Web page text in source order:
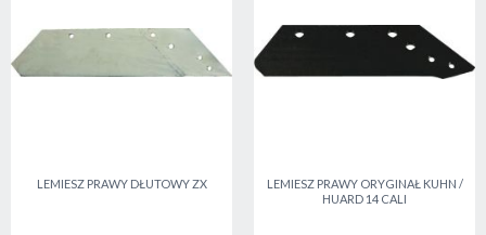
LEMIESZ PRAWY DŁUTOWY ZX
LEMIESZ PRAWY ORYGINAŁ KUHN /
HUARD 14 CALI